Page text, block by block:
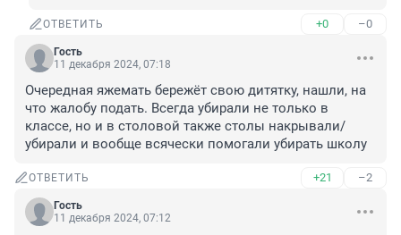
ОТВЕТИТЬ +0 –0
Гость
11 декабря 2024, 07:18
Очередная яжемать бережёт свою дитятку, нашли, на
что жалобу подать. Всегда убирали не только в
классе, но и в столовой также столы накрывали/
убирали и вообще всячески помогали убирать школу
ОТВЕТИТЬ +21 –2
Гость
11 декабря 2024, 07:12